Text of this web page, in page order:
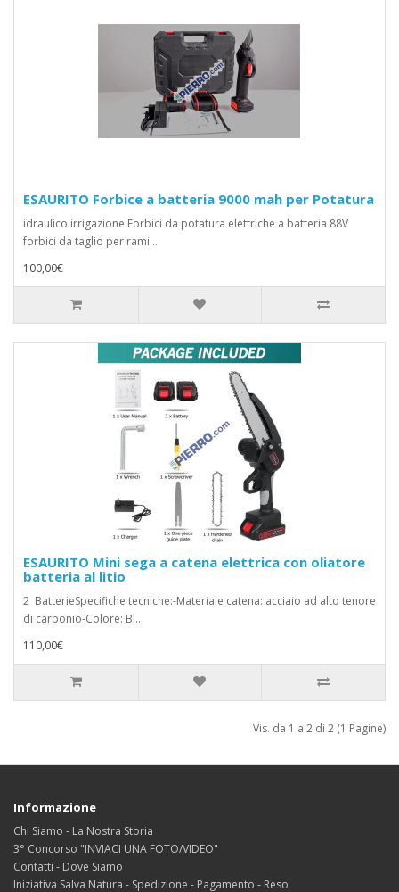
ESAURITO Forbice a batteria 9000 mah per Potatura
idraulico irrigazione Forbici da potatura elettriche a batteria 88V
forbici da taglio per rami ..
100,00€
ESAURITO Mini sega a catena elettrica con oliatore
batteria al litio
2 BatterieSpecifiche tecniche:-Materiale catena: acciaio ad alto tenore
di carbonio-Colore: Bl..
110,00€
Vis. da 1 a 2 di 2 (1 Pagine)
Informazione
Chi Siamo - La Nostra Storia
3° Concorso "INVIACI UNA FOTO/VIDEO"
Contatti - Dove Siamo
Iniziativa Salva Natura - Spedizione - Pagamento - Reso